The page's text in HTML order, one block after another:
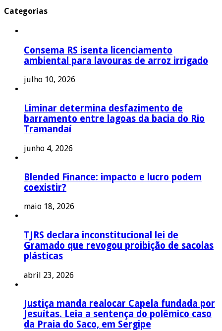
Categorias
Consema RS isenta licenciamento
ambiental para lavouras de arroz irrigado
julho 10, 2026
Liminar determina desfazimento de
barramento entre lagoas da bacia do Rio
Tramandaí
junho 4, 2026
Blended Finance: impacto e lucro podem
coexistir?
maio 18, 2026
TJRS declara inconstitucional lei de
Gramado que revogou proibição de sacolas
plásticas
abril 23, 2026
Justiça manda realocar Capela fundada por
Jesuítas. Leia a sentença do polêmico caso
da Praia do Saco, em Sergipe